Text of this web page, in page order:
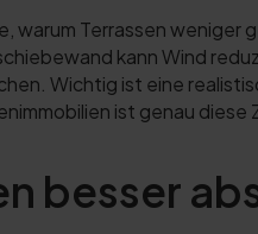
warum Terrassen
kann Wind
Wichtig ist eine
ist genau
besser